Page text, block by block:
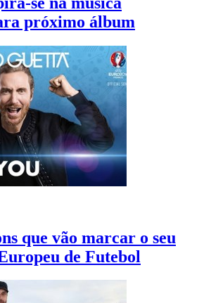
próximo álbum
que vão marcar o seu
de Futebol